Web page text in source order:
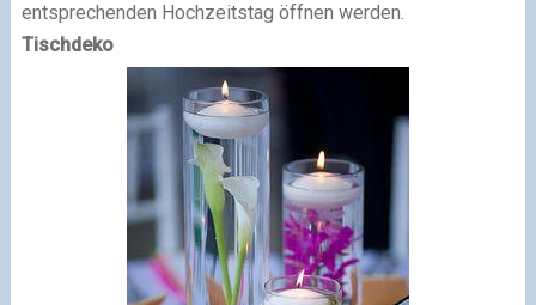
entsprechenden Hochzeitstag öffnen werden.
Tischdeko